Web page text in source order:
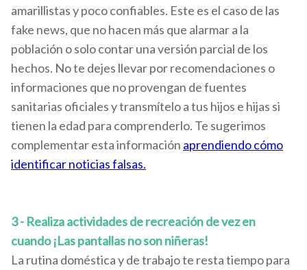
amarillistas y poco confiables. Este es el caso de las
fake news, que no hacen más que alarmar a la
población o solo contar una versión parcial de los
hechos. No te dejes llevar por recomendaciones o
informaciones que no provengan de fuentes
sanitarias oficiales y transmítelo a tus hijos e hijas si
tienen la edad para comprenderlo. Te sugerimos
complementar esta información aprendiendo cómo
identificar noticias falsas.
3 - Realiza actividades de recreación de vez en
cuando ¡Las pantallas no son niñeras!
La rutina doméstica y de trabajo te resta tiempo para